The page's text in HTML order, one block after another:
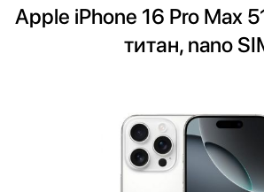
Apple iPhone 16 Pro Max
титан, nano